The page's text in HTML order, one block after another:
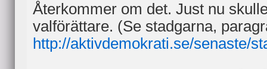
Återkommer om det. Just nu
valförättare. (Se stadgarna,
http://aktivdemokrati.se/senaste/